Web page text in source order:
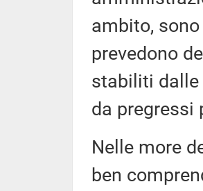
ambito,
prevedono
stabiliti dalle
da
Nelle more
ben